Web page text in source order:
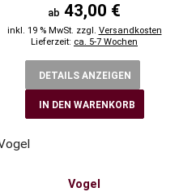
ab 43,00 €
inkl. 19 % MwSt. zzgl. Versandkosten
Lieferzeit: ca. 5-7 Wochen
DETAILS ANZEIGEN
IN DEN WARENKORB
Vogel